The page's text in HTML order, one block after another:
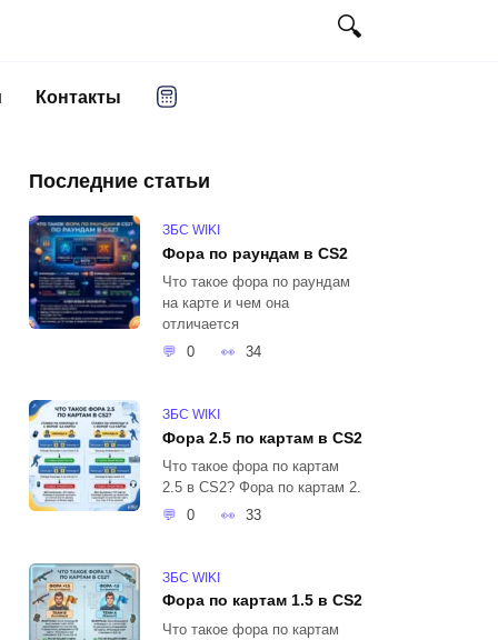
Контакты
Последние статьи
ЗБС WIKI
Фора по раундам в CS2
Что такое фора по раундам
на карте и чем она
отличается
0
34
ЗБС WIKI
Фора 2.5 по картам в CS2
Что такое фора по картам
2.5 в CS2? Фора по картам 2.
0
33
ЗБС WIKI
Фора по картам 1.5 в CS2
Что такое фора по картам